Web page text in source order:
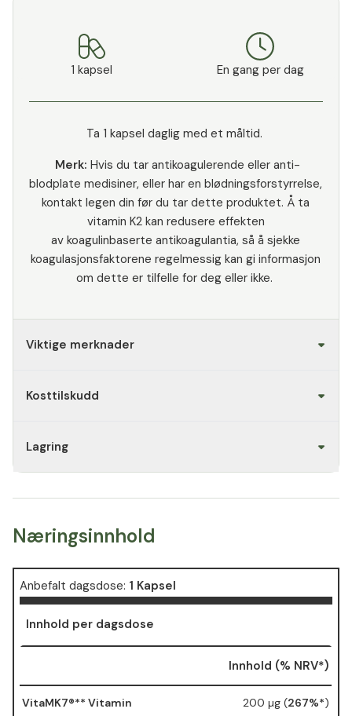
fri for magnesiumstearat og
mikrokristallin cellulose, fri for
gelatin og allergener, som soya,
konserveringsmidler, fri for
fri).
100% vegansk: fylt i rene
plantekapsler. Garanti for å
være fri for animalske
ingredienser og derfor egnet
for veganere og vegetarianere.
Svært godt pris-ytelse-
toleranse gir en eksepsjonelt
Kapsler med vår 100 dagers
det og få kjøpesummen tilbake.
1 kapsel En gang per dag
Ta 1 kapsel daglig med et måltid.
Merk: Hvis du tar antikoagulerende eller anti-
blodplate medisiner, eller har en blødningsforstyrrelse,
kontakt legen din før du tar dette produktet. Å ta
vitamin K2 kan redusere effekten
av koagulinbaserte antikoagulantia, så å sjekke
koagulasjonsfaktorene regelmessig kan gi informasjon
om dette er tilfelle for deg eller ikke.
Viktige merknader
Kosttilskudd
Lagring
Næringsinnhold
Anbefalt dagsdose: 1 Kapsel
Innhold per dagsdose
Innhold (% NRV*)
VitaMK7®** Vitamin 200 µg (267%*)